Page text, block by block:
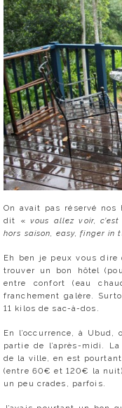
On avait pas réservé
dit « vous allez voir,
hors saison, easy, finger in
Eh ben je peux vous dire
trouver un bon hôtel
entre confort (eau
franchement galère.
11 kilos de sac-à-dos.
En l’occurrence, à
partie de l’après-midi. La
de la ville, en est
(entre 60€ et 120€ la
un peu crades, parfois.